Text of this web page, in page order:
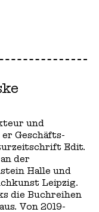
und
er Geschäfts­­
Edit.
der
Halle und
Leipzig.
die Buchreihen
Von 2019-